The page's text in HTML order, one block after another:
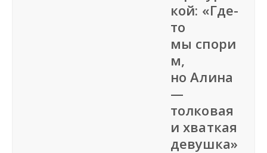
кой: «Где-
то
мы спори
м,
но Алина
—
толковая
и хваткая
девушка»